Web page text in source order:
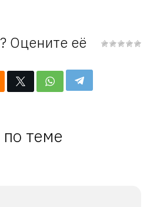
Оцените её
теме